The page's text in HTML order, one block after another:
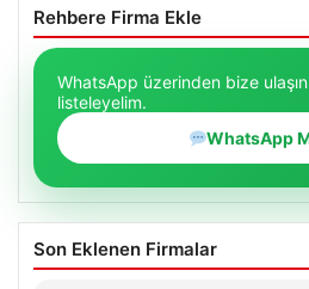
Rehbere Firma Ekle
WhatsApp üzerinden bize
listeleyelim.
WhatsApp
Son Eklenen Firmalar